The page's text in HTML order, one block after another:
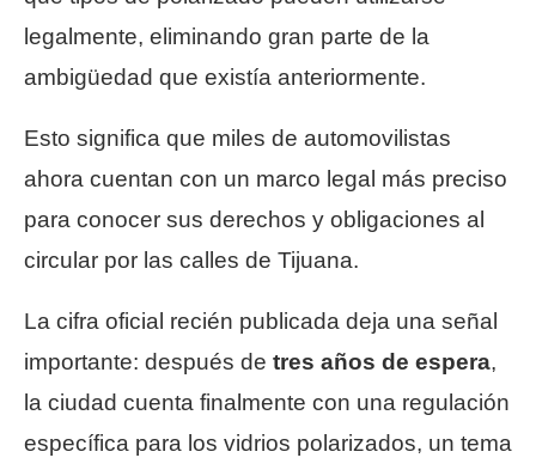
legalmente, eliminando gran parte de la
ambigüedad que existía anteriormente.
Esto significa que miles de automovilistas
ahora cuentan con un marco legal más preciso
para conocer sus derechos y obligaciones al
circular por las calles de Tijuana.
La cifra oficial recién publicada deja una señal
importante: después de tres años de espera,
la ciudad cuenta finalmente con una regulación
específica para los vidrios polarizados, un tema